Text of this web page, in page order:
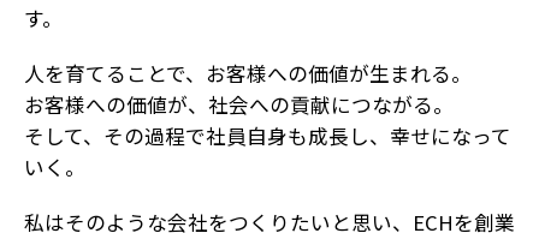
す。
人を育てることで、お客様への価値が生まれる。
お客様への価値が、社会への貢献につながる。
そして、その過程で社員自身も成長し、幸せになって
いく。
私はそのような会社をつくりたいと思い、ECHを創業